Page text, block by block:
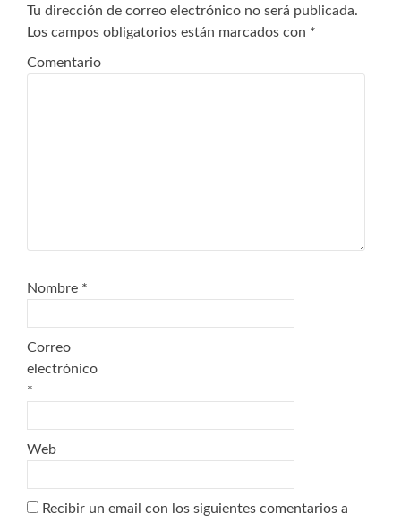
Tu dirección de correo electrónico no será publicada.
Los campos obligatorios están marcados con *
Comentario
Nombre *
Correo
electrónico
*
Web
Recibir un email con los siguientes comentarios a